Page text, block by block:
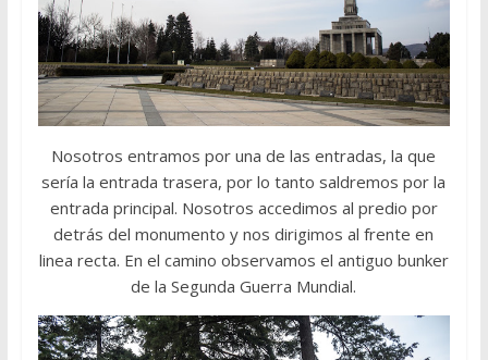
Nosotros entramos por una de las entradas, la que
sería la entrada trasera, por lo tanto saldremos por la
entrada principal. Nosotros accedimos al predio por
detrás del monumento y nos dirigimos al frente en
linea recta. En el camino observamos el antiguo bunker
de la Segunda Guerra Mundial.